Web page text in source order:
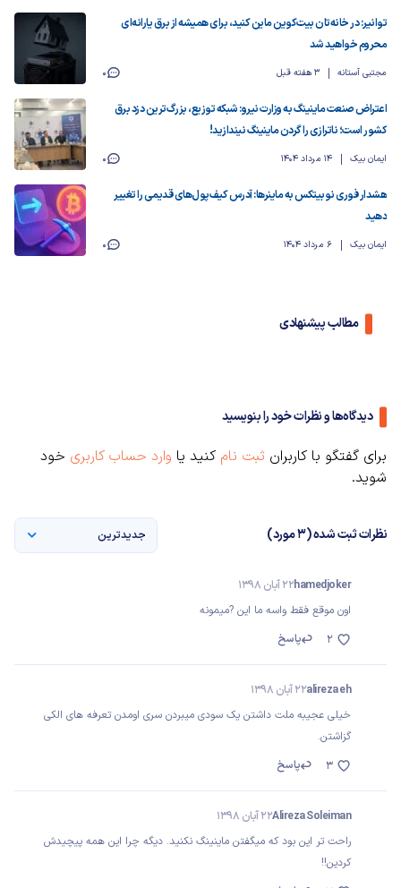
توانیر: در خانه‌تان بیت‌کوین ماین کنید، برای همیشه از برق یارانه‌ای
محروم خواهید شد
مجتبی آستانه 3 هفته قبل 0
اعتراض صنعت ماینینگ به وزارت نیرو: شبکه توزیع، بزرگ‌ترین دزد برق
کشور است؛ ناترازی را گردن ماینینگ نیندازید!
ایمان بیک 14 مرداد 1404 0
هشدار فوری نوبیتکس به ماینرها: آدرس‌ کیف‌پول‌های قدیمی را تغییر
دهید
ایمان بیک 6 مرداد 1404 0
مطالب پیشنهادی
دیدگاه‌ها و نظرات خود را بنویسید
برای گفتگو با کاربران ثبت نام کنید یا وارد حساب کاربری خود
شوید.
نظرات ثبت شده (3 مورد) جدیدترین
hamedjoker22 آبان 1398
اون موقع فقط واسه ما این ?میمونه
پاسخ
2
alireza eh22 آبان 1398
خیلی عجیبه ملت داشتن یک سودی میبردن سری اومدن تعرفه های الکی
گزاشتن.
پاسخ
3
Alireza Soleiman22 آبان 1398
راحت تر این بود که میگفتن ماینینگ نکنید. دیگه چرا این همه پیچیدش
کردین!!